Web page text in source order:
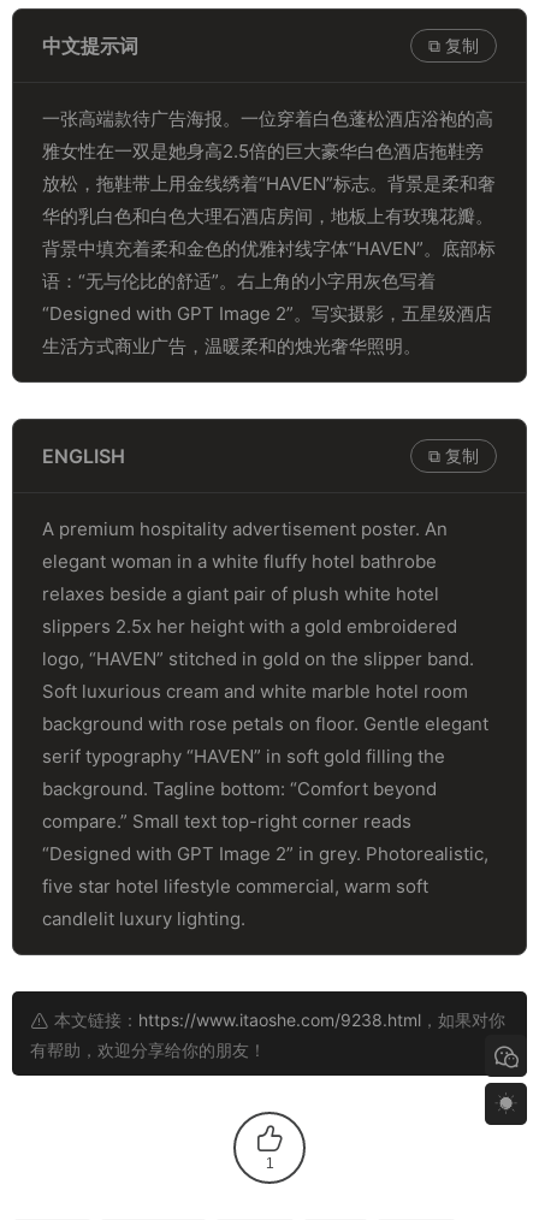
中文提示词 ⧉ 复制
一张高端款待广告海报。一位穿着白色蓬松酒店浴袍的高
雅女性在一双是她身高2.5倍的巨大豪华白色酒店拖鞋旁
放松，拖鞋带上用金线绣着“HAVEN”标志。背景是柔和奢
华的乳白色和白色大理石酒店房间，地板上有玫瑰花瓣。
背景中填充着柔和金色的优雅衬线字体“HAVEN”。底部标
语：“无与伦比的舒适”。右上角的小字用灰色写着
“Designed with GPT Image 2”。写实摄影，五星级酒店
生活方式商业广告，温暖柔和的烛光奢华照明。
ENGLISH ⧉ 复制
A premium hospitality advertisement poster. An
elegant woman in a white fluffy hotel bathrobe
relaxes beside a giant pair of plush white hotel
slippers 2.5x her height with a gold embroidered
logo, “HAVEN” stitched in gold on the slipper band.
Soft luxurious cream and white marble hotel room
background with rose petals on floor. Gentle elegant
serif typography “HAVEN” in soft gold filling the
background. Tagline bottom: “Comfort beyond
compare.” Small text top-right corner reads
“Designed with GPT Image 2” in grey. Photorealistic,
five star hotel lifestyle commercial, warm soft
candlelit luxury lighting.
本文链接： https://www.itaoshe.com/9238.html ，如果对你
有帮助，欢迎分享给你的朋友！
1